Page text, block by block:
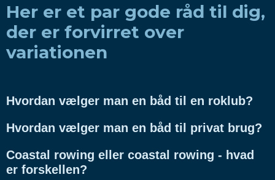
Her er et par gode råd til dig,
der er forvirret over
variationen
Hvordan vælger man en båd til en roklub?
Hvordan vælger man en båd til privat brug?
Coastal rowing eller coastal rowing - hvad
er forskellen?